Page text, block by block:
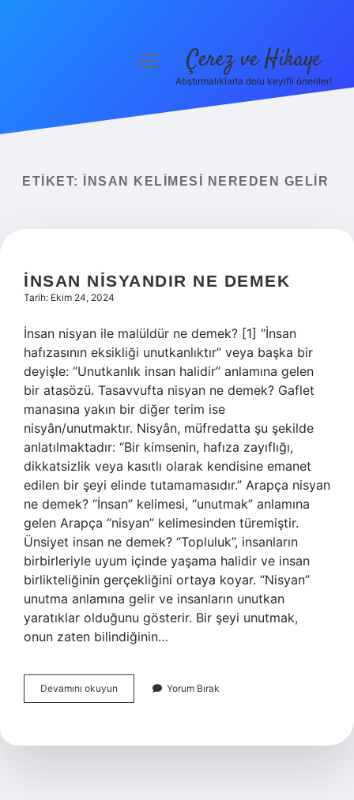
Yasal Uyarı
menüyü Çerez ve Hikaye
Atıştırmalıklarla dolu keyifli öneriler!
ETIKET: İNSAN KELIMESI NEREDEN GELIR
İNSAN NISYANDIR NE DEMEK
Tarih: Ekim 24, 2024
İnsan nisyan ile malüldür ne demek? [1] “İnsan
hafızasının eksikliği unutkanlıktır” veya başka bir
deyişle: “Unutkanlık insan halidir” anlamına gelen
bir atasözü. Tasavvufta nisyan ne demek? Gaflet
manasına yakın bir diğer terim ise
nisyân/unutmaktır. Nisyân, müfredatta şu şekilde
anlatılmaktadır: “Bir kimsenin, hafıza zayıflığı,
dikkatsizlik veya kasıtlı olarak kendisine emanet
edilen bir şeyi elinde tutamamasıdır.” Arapça nisyan
ne demek? “İnsan” kelimesi, “unutmak” anlamına
gelen Arapça “nisyan” kelimesinden türemiştir.
Ünsiyet insan ne demek? “Topluluk”, insanların
birbirleriyle uyum içinde yaşama halidir ve insan
birlikteliğinin gerçekliğini ortaya koyar. “Nisyan”
unutma anlamına gelir ve insanların unutkan
yaratıklar olduğunu gösterir. Bir şeyi unutmak,
onun zaten bilindiğinin…
Devamını okuyun
Nisyandır
Yorum Bırak